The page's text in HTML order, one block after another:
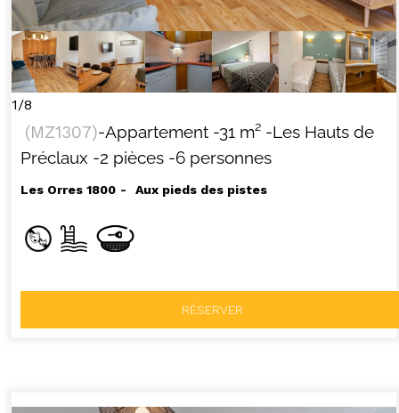
1/8
(MZ1307)-Appartement -31 m² -Les Hauts de
Préclaux -2 pièces -6 personnes
Les Orres 1800 Aux pieds des pistes
RÉSERVER